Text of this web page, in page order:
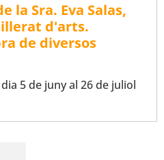
la Sra. Eva Salas,
d'arts.
de diversos
5 de juny al 26 de juliol